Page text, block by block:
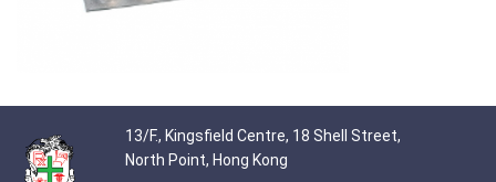
13/F., Kingsfield Centre, 18 Shell Street,
North Point, Hong Kong